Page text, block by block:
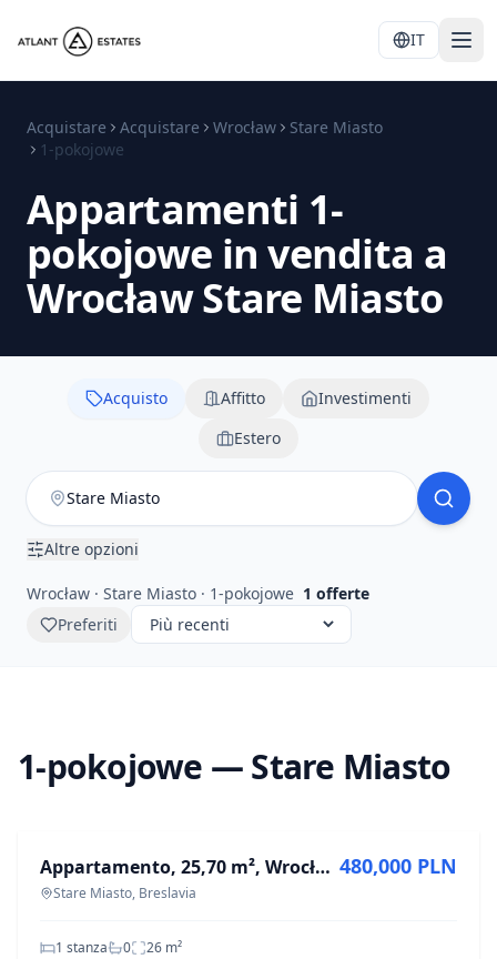
IT
Acquistare Acquistare Wrocław
Stare Miasto
1-pokojowe
Appartamenti 1-
pokojowe in vendita a
Wrocław Stare Miasto
Acquisto Affitto
Investimenti
Estero
Altre opzioni
Wrocław · Stare Miasto · 1-pokojowe 1 offerte
Preferiti
1-pokojowe — Stare Miasto
Appartamento, 25,70 m², Wrocław
Stare Miasto, Breslavia
480,000 PLN
1 stanza 0 26 m²